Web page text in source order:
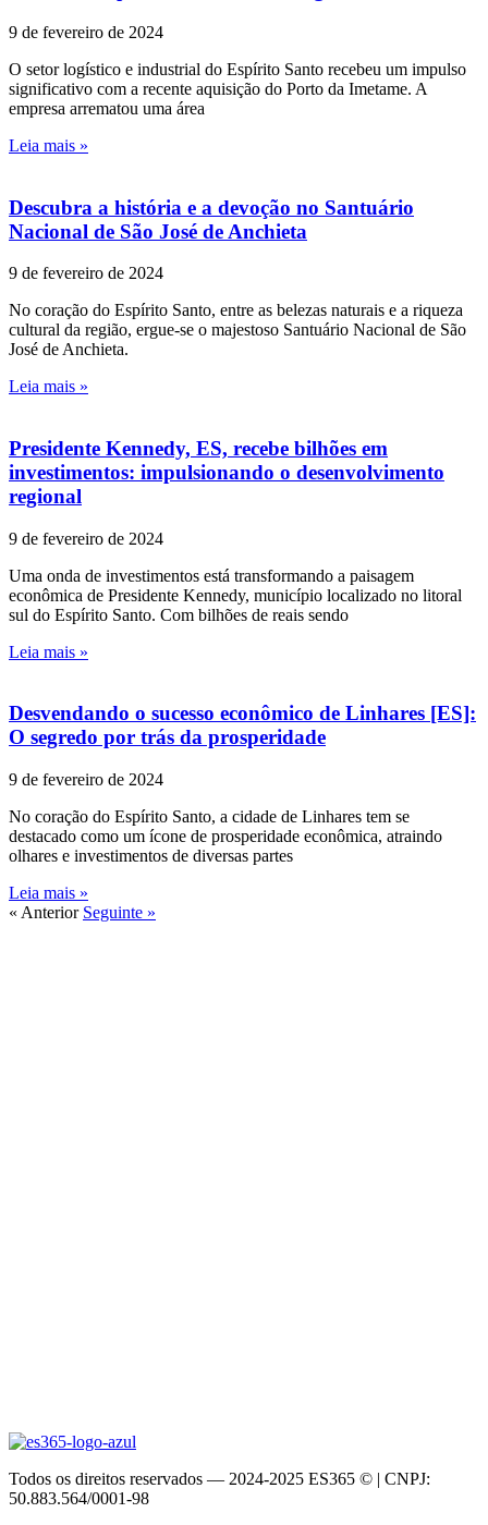
9 de fevereiro de 2024
O setor logístico e industrial do Espírito Santo recebeu um impulso
significativo com a recente aquisição do Porto da Imetame. A
empresa arrematou uma área
Leia mais »
Descubra a história e a devoção no Santuário
Nacional de São José de Anchieta
9 de fevereiro de 2024
No coração do Espírito Santo, entre as belezas naturais e a riqueza
cultural da região, ergue-se o majestoso Santuário Nacional de São
José de Anchieta.
Leia mais »
Presidente Kennedy, ES, recebe bilhões em
investimentos: impulsionando o desenvolvimento
regional
9 de fevereiro de 2024
Uma onda de investimentos está transformando a paisagem
econômica de Presidente Kennedy, município localizado no litoral
sul do Espírito Santo. Com bilhões de reais sendo
Leia mais »
Desvendando o sucesso econômico de Linhares [ES]:
O segredo por trás da prosperidade
9 de fevereiro de 2024
No coração do Espírito Santo, a cidade de Linhares tem se
destacado como um ícone de prosperidade econômica, atraindo
olhares e investimentos de diversas partes
Leia mais »
« Anterior Seguinte »
Todos os direitos reservados — 2024-2025 ES365 © | CNPJ:
50.883.564/0001-98